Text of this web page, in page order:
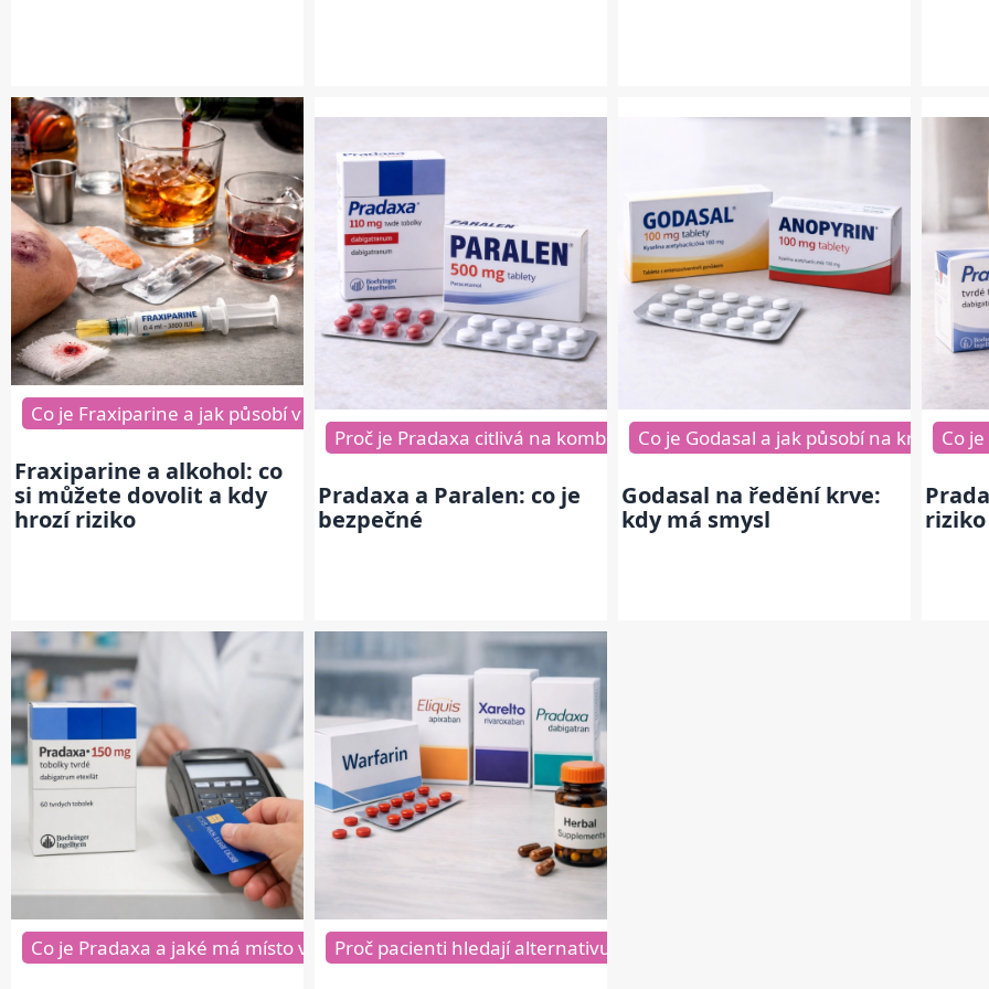
Co je Fraxiparine a jak působí v těle Jak alkohol ovlivňuje srážlivost krve Fraxiparine a alkohol kde je
Fraxiparine a alkohol: co
si můžete dovolit a kdy
hrozí riziko
Proč je Pradaxa citlivá na kombinaci s léky proti bolesti Pradaxa a léky
Pradaxa a Paralen: co je
bezpečné
Co je Godasal a jak působí na krev
Godasal na ředění krve:
kdy má smysl
Co
Co je Pradaxa a jaké má místo v léčbě Proč pacienti řeší cenu Pradaxy
Proč pacienti hledají alternativu Warfarinu